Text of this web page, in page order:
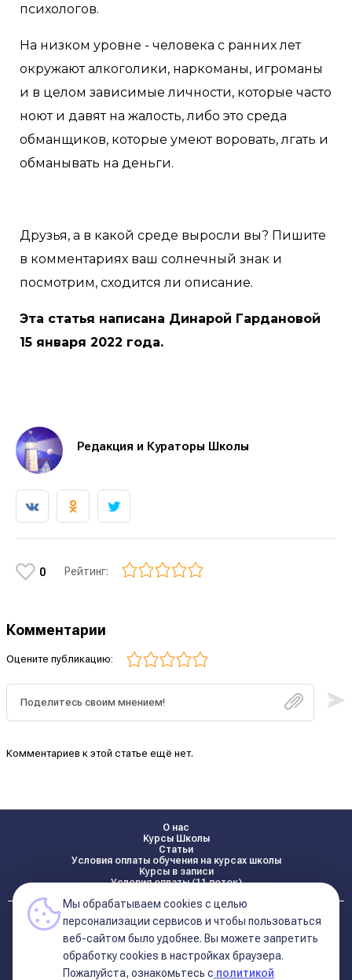
психологов.
На низком уровне - человека с ранних лет
окружают алкоголики, наркоманы, игроманы
и в целом зависимые личности, которые часто
ноют и давят на жалость, либо это среда
обманщиков, которые умеют воровать, лгать и
обманывать на деньги.
Друзья, а в какой среде выросли вы? Пишите
в комментариях ваш солнечный знак и
посмотрим, сходится ли описание.
Эта статья написана Динарой Гардановой
15 января 2022 года.
Редакция и Кураторы Школы
0 Рейтинг:
Комментарии
Оцените публикацию:
Комментариев к этой статье ещё нет.
О нас
Курсы Школы
Статьи
Условия оплаты обучения на курсах школы
Курсы в записи
Условия оплаты (11 поток)
Реквизиты
Контакты
Политика конфиденциальности
Мы обрабатываем cookies с целью
персонализации сервисов и чтобы пользоваться
веб-сайтом было удобнее. Вы можете запретить
обработку сookies в настройках браузера.
Пожалуйста, ознакомьтесь с политикой